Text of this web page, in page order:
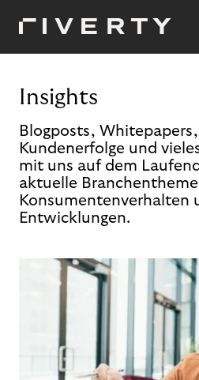
Insights
Blogposts,
Kundenerfolge und
mit uns auf dem
aktuelle
Konsumentenverhalten
Entwicklungen.